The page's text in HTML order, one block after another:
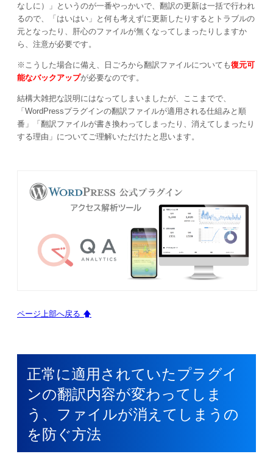
なしに）」というのが一番やっかいで、翻訳の更新は一括で行われ
るので、「はいはい」と何も考えずに更新したりするとトラブルの
元となったり、肝心のファイルが無くなってしまったりしますか
ら、注意が必要です。
※こうした場合に備え、日ごろから翻訳ファイルについても復元可
能なバックアップが必要なのです。
結構大雑把な説明にはなってしまいましたが、ここまでで、
「WordPressプラグインの翻訳ファイルが適用される仕組みと順
番」「翻訳ファイルが書き換わってしまったり、消えてしまったり
する理由」についてご理解いただけたと思います。
ページ上部へ戻る 🡅
正常に適用されていたプラグイ
ンの翻訳内容が変わってしま
う、ファイルが消えてしまうの
を防ぐ方法